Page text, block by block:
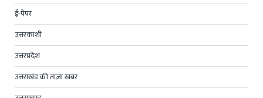
ई-पेपर
उत्तरकाशी
उत्तरप्रदेश
उत्तराखंड की ताज़ा खबर